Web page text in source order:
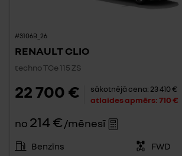
#3106B_26
RENAULT CLIO
techno TCe 115 ZS
22 700 € sākotnējā cena: 23 410 €
atlaides apmērs:710 €
no 214 € /mēnesī
Benzīns
FWD